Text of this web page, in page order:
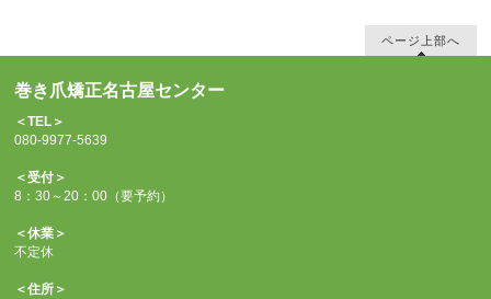
ページ上部へ
巻き爪矯正名古屋センター
＜TEL＞
080-9977-5639
＜受付＞
8：30～20：00（要予約）
＜休業＞
不定休
＜住所＞